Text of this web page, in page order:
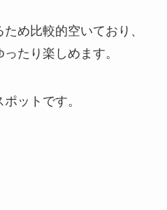
め比較的空いており、
たり楽しめます。
ットです。